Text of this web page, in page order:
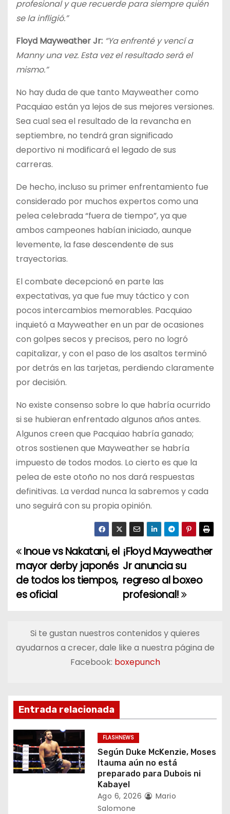
profesional y que recuerde para siempre quién
se la infligió.”
Floyd Mayweather Jr: “Ya enfrenté y vencí a
Manny una vez. Esta vez el resultado será el
mismo.”
No hay duda de que tanto Mayweather como
Pacquiao están ya lejos de sus mejores versiones.
Sea cual sea el resultado de la revancha en
septiembre, no tendrá gran significado
deportivo ni modificará el legado de sus
carreras.
De hecho, incluso su primer enfrentamiento fue
considerado por muchos expertos como una
pelea celebrada “fuera de tiempo”, ya que
ambos campeones habían iniciado, aunque
levemente, la fase descendente de sus
trayectorias.
El combate decepcionó en parte las
expectativas, ya que fue muy táctico y con
pocos intercambios memorables. Pacquiao
inquietó a Mayweather en un par de ocasiones
con golpes secos y precisos, pero no logró
capitalizar, y con el paso de los asaltos terminó
por detrás en las tarjetas, perdiendo claramente
por decisión.
No existe consenso sobre lo que habría ocurrido
si se hubieran enfrentado algunos años antes.
Algunos creen que Pacquiao habría ganado;
otros sostienen que Mayweather se habría
impuesto de todos modos. Lo cierto es que la
pelea de este otoño no nos dará respuestas
definitivas. La verdad nunca la sabremos y cada
uno seguirá con su propia opinión.
N
a
v
g
i
ó
n
d
¡Floyd Mayweather
Jr anuncia su
regreso al boxeo
profesional!
Inoue vs Nakatani, el
mayor derby japonés
de todos los tiempos,
es oficial
Si te gustan nuestros contenidos y quieres
ayudarnos a crecer, dale like a nuestra página de
Facebook: boxepunch
Entrada relacionada
FLASHNEWS
Según Duke McKenzie, Moses
Itauma aún no está
preparado para Dubois ni
Kabayel
Ago 6, 2026
Mario
Salomone